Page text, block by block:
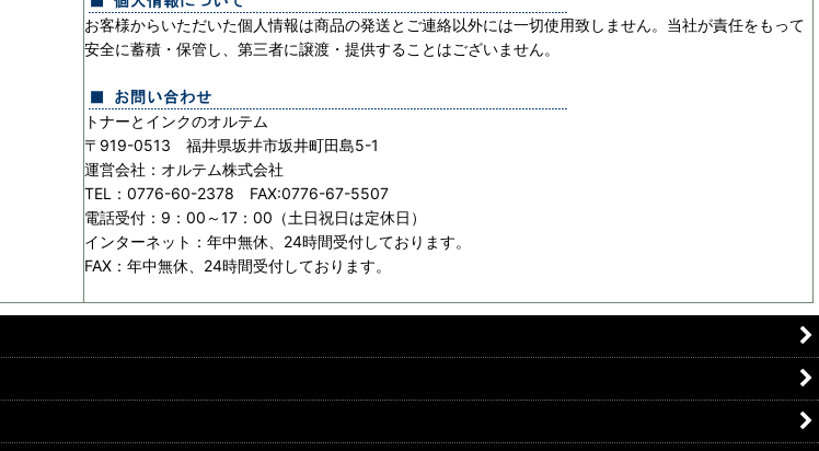
お客様からいただいた個人情報は商品の発送とご連絡以外には一切使用致しません。当社が責任をもって
安全に蓄積・保管し、第三者に譲渡・提供することはございません。
トナーとインクのオルテム
〒919-0513 福井県坂井市坂井町田島5-1
運営会社：オルテム株式会社
TEL：0776-60-2378 FAX:0776-67-5507
電話受付：9：00～17：00（土日祝日は定休日）
インターネット：年中無休、24時間受付しております。
FAX：年中無休、24時間受付しております。